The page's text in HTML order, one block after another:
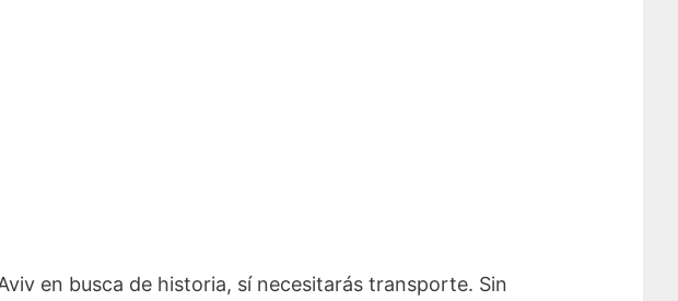
en busca de historia, sí necesitarás transporte. Sin